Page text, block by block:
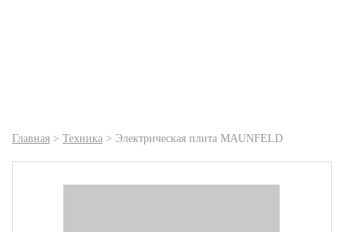
Главная > Техника > Электрическая плита MAUNFELD